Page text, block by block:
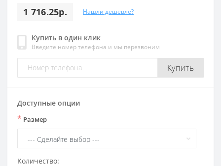
1 716.25р. Нашли дешевле?
Купить в один клик
Введите номер телефона и мы перезвоним
Купить
Доступные опции
* Размер
Количество: